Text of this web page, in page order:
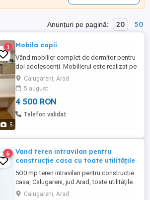
Anunțuri pe pagină: 20 50
5
1 Mobila copii
Vând mobilier complet de dormitor pentru
doi adolescenți. Mobilierul este realizat pe
comandă din lemn masiv și se vinde
complet, exact ca în poze, inclusiv
saltelele (cumpărate acum un an) și
scaunul de birou. Setul este conceput
pentru doi copii și oferă foarte multe
Calugareni, Arad
5 august
4 500 RON
Telefon validat
6
Vand teren intravilan pentru
construcție casa cu toate utilitățile
5O0 mp teren intravilan pentru constructie
casa, Calugareni, jud.Arad, toate utilitățile
apa, canalizare, gaz.
Calugareni, Arad